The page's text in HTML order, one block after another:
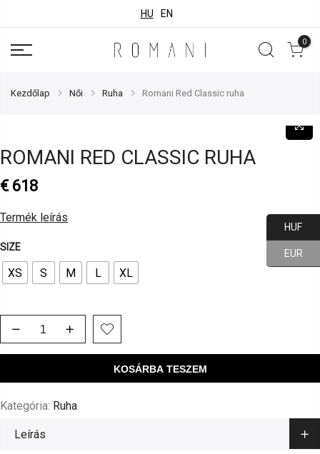
HU EN
0
Kezdőlap Női Ruha Romani Red Classic ruha
ROMANI RED CLASSIC RUHA
€618
Termék leírás
SIZE
XS S M L XL
KOSÁRBA TESZEM
Kategória: Ruha
Leírás
HUF
EUR